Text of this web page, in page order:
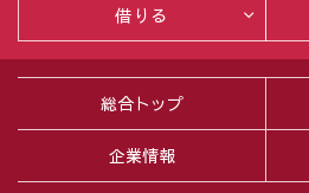
総合トップ
企業情報
借りる